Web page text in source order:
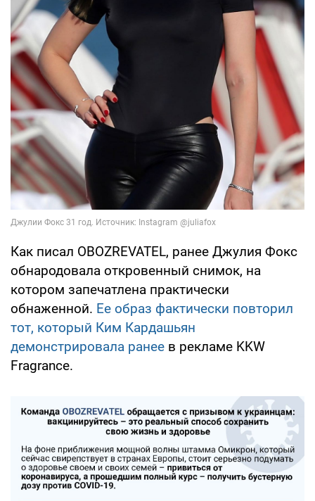
Как писал OBOZREVATEL, ранее Джулия Фокс
обнародовала откровенный снимок, на
котором запечатлена практически
обнаженной. Ее образ фактически повторил
тот, который Ким Кардашьян
демонстрировала ранее в рекламе KKW
Fragrance.